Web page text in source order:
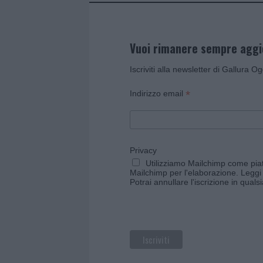
Vuoi rimanere sempre
Iscriviti alla newsletter di Gallura
Indirizzo email *
Privacy
Utilizziamo Mailchimp come
Mailchimp per l'elaborazione.
Potrai annullare l'iscrizione in